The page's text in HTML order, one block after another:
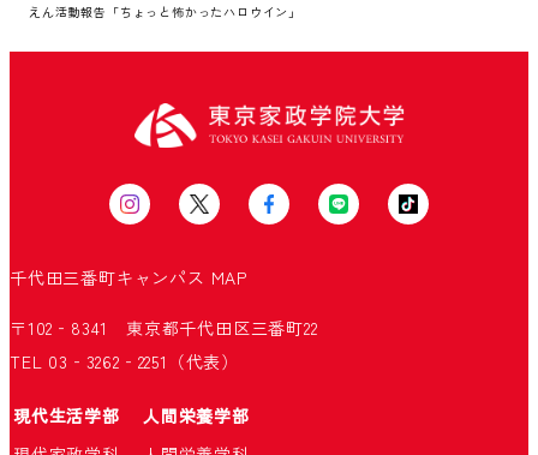
えん活動報告「ちょっと怖かったハロウイン」
千代田三番町キャンパス MAP
〒102‐8341 東京都千代田区三番町22
TEL 03‐3262‐2251（代表）
現代生活学部
人間栄養学部